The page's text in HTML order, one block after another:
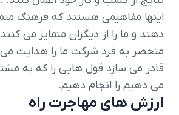
اینها مفاهیمی هستند که فرهنگ
دهند و ما را از دیگران متمایز می
منحصر به فرد شرکت ما را هدایت می
قادر می سازد قول هایی را که به
می دهیم را انجام دهیم.
ارزش های مهاجرت راه